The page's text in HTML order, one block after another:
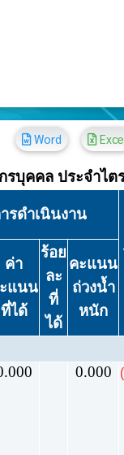
Word
บุคคล ประจำไต
รดำเนินงาน
ค่า
แนน
ที่ได้
ร้อย
ละ
ที่
ได้
คะแนน
ถ่วงน้ำ
หนัก
0.000